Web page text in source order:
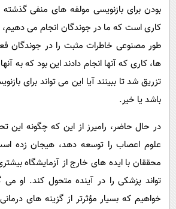
بودن برای بازنویسی مولفه های منفی
کاری است که ما در جوندگان انجام می دهیم،
طور مصنوعی خاطرات مثبت را در جوندگان
ها، کاری که آنها انجام دادند این بود که به
تزریق شد تا ببینند آیا این می تواند برای
باشد یا خیر.
در حال حاضر، رامیرز از این که چگونه این
علوم اعصاب را توسعه دهد، هیجان زده
محققان با ایده های خارج از آزمایشگاه
تواند پزشکی را در آینده متحول کند. او
خواهیم که بسیار مؤثرتر از گزینه های